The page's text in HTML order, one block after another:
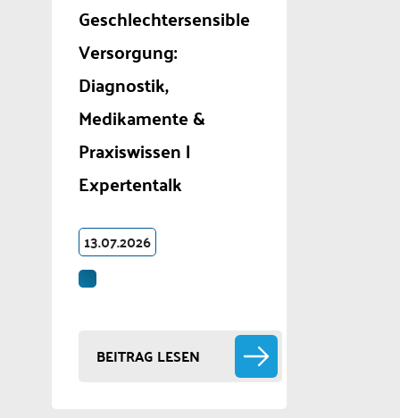
Geschlechtersensible
Versorgung:
Diagnostik,
Medikamente &
Praxiswissen |
Expertentalk
13.07.2026
BEITRAG LESEN